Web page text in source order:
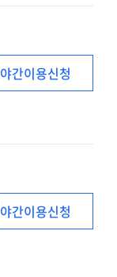
교사
직무연수
(1기)
(2022년)
야간이용신청
(2022)
야간이용신청